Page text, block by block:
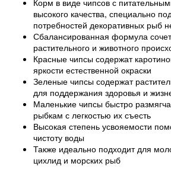
высокого качества, специально
потребностей декоративных рыб
Сбалансированная формула
растительного и животного
Красные чипсы содержат
яркости естественной окраски
Зеленые чипсы содержат
для поддержания здоровья и
Маленькие чипсы быстро
рыбкам с легкостью их съесть
Высокая степень усвояемости
чистоту воды
Также идеально подходит для
цихлид и морских рыб